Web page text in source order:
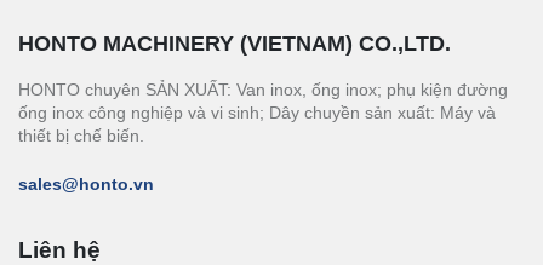
HONTO MACHINERY (VIETNAM) CO.,LTD.
HONTO chuyên SẢN XUẤT: Van inox, ống inox; phụ kiện đường
ống inox công nghiệp và vi sinh; Dây chuyền sản xuất: Máy và
thiết bị chế biến.
sales@honto.vn
Liên hệ